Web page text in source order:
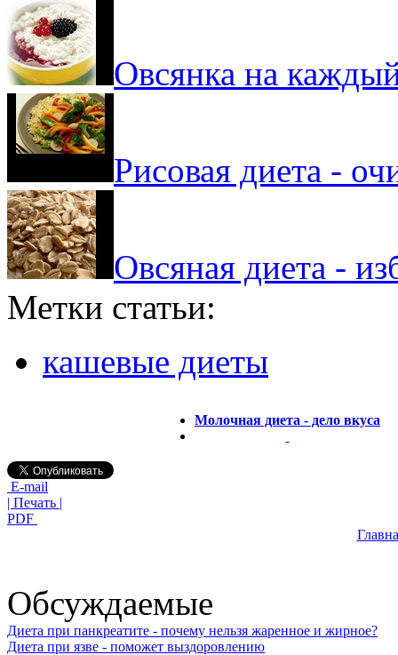
Овсянка на
Рисовая диета -
Овсяная диета -
Метки статьи:
кашевые диеты
Молочная диета - дело вкуса
E-mail
| Печать |
PDF
Обсуждаемые
Диета при панкреатите - почему нельзя жаренное и жирное?
Диета при язве - поможет выздоровлению